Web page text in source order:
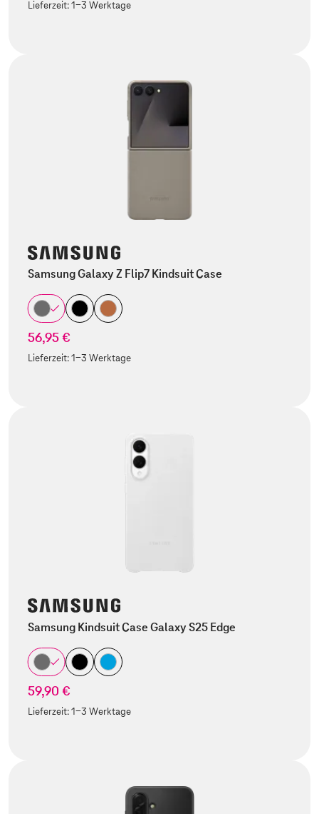
Lieferzeit:1-3 Werktage
Samsung Galaxy Z Flip7 Kindsuit Case
56,95 €
Lieferzeit:1-3 Werktage
Samsung Kindsuit Case Galaxy S25 Edge
59,90 €
Lieferzeit:1-3 Werktage